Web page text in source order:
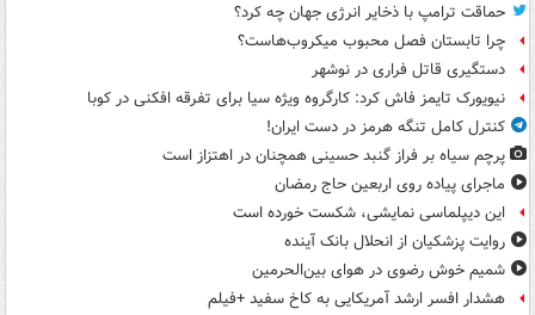
حماقت ترامپ با ذخایر انرژی جهان چه کرد؟
چرا تابستان فصل محبوب میکروب‌هاست؟
دستگیری قاتل فراری در نوشهر
نیویورک تایمز فاش کرد: کارگروه ویژه سیا برای تفرقه افکنی در کوبا
کنترل کامل تنگه هرمز در دست ایران!
پرچم سیاه بر فراز گنبد حسینی همچنان در اهتزاز است
ماجرای پیاده روی اربعین حاج رمضان
این دیپلماسی نمایشی، شکست خورده است
روایت پزشکیان از انحلال بانک آینده
شمیم خوش رضوی در هوای بین‌الحرمین
هشدار افسر ارشد آمریکایی به کاخ سفید +فیلم